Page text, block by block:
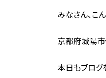
みなさん、こ
京都府城陽市
本日もブログ